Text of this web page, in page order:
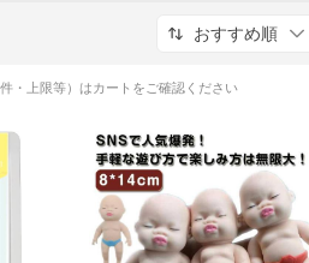
おすすめ順
・上限等）はカートをご確認ください